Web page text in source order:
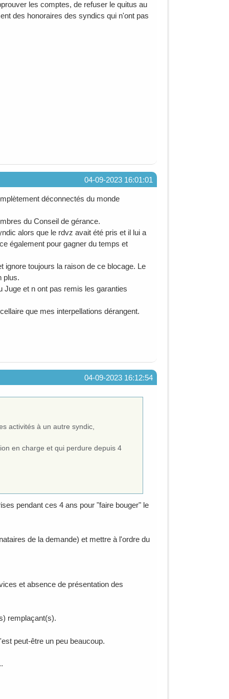
les comptes, de refuser le quitus au
des honoraires des syndics qui n'ont pas
04-09-2023 16:01:01
déconnectés du monde
du Conseil de gérance.
alors que le rdvz avait été pris et il lui a
également pour gagner du temps et
ignore toujours la raison de ce blocage. Le
plus.
et n ont pas remis les garanties
que mes interpellations dérangent.
04-09-2023 16:12:54
activités à un autre syndic,
en charge et qui perdure depuis 4
pendant ces 4 ans pour "faire bouger" le
de la demande) et mettre à l'ordre du
et absence de présentation des
remplaçant(s).
peut-être un peu beaucoup.